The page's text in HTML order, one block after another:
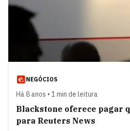
NEGÓCIOS
Há 8 anos • 1 min de leitura
Blackstone oferece pagar
para Reuters News